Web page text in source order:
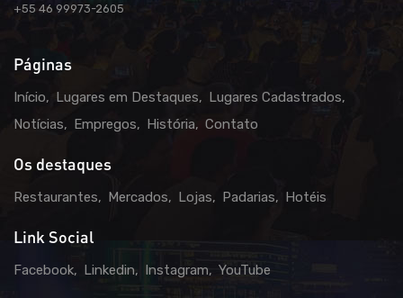
+55 46 99973-2605
Páginas
Início Lugares em Destaques
Lugares Cadastrados
Notícias
Empregos História Contato
Os destaques
Restaurantes Mercados Lojas Padarias Hotéis
Link Social
Facebook Linkedin Instagram YouTube